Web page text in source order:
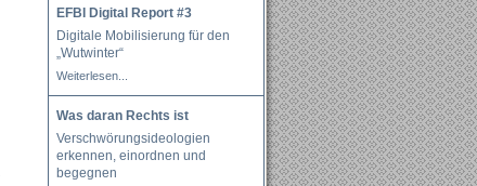
EFBI Digital Report #3
Digitale Mobilisierung für den
„Wutwinter“
Weiterlesen...
Was daran Rechts ist
Verschwörungsideologien
erkennen, einordnen und
begegnen